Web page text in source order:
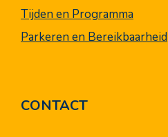
Tijden en Programma
Parkeren en Bereikbaarheid
CONTACT